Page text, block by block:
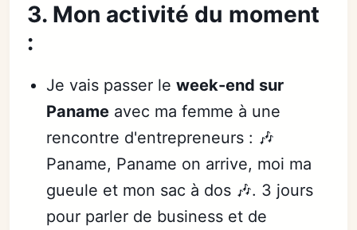
3. Mon activité du moment
:
Je vais passer leweek-end sur
Paname avec ma femme à une
rencontre d'entrepreneurs : 🎶
Paname, Paname on arrive, moi ma
gueule et mon sac à dos 🎶. 3 jours
pour parler de business et de